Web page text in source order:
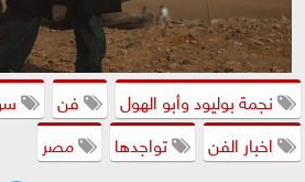
نجمة بوليود وأبو الهول فن
اخبار الفن
تواجدها مصر